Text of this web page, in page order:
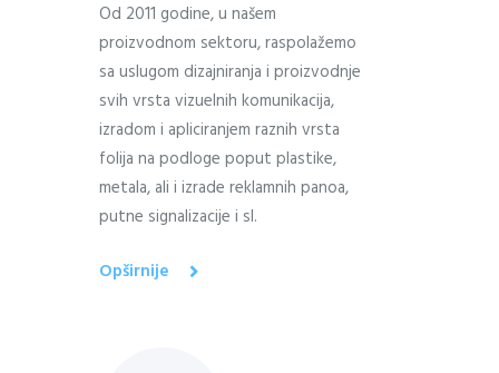
Od 2011 godine, u našem
proizvodnom sektoru, raspolažemo
sa uslugom dizajniranja i proizvodnje
svih vrsta vizuelnih komunikacija,
izradom i apliciranjem raznih vrsta
folija na podloge poput plastike,
metala, ali i izrade reklamnih panoa,
putne signalizacije i sl.
Opširnije